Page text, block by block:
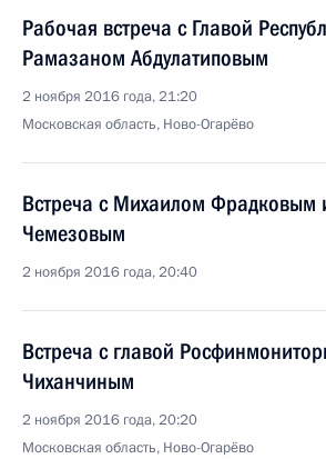
Рабочая встреча с Главой
Рамазаном Абдулатиповым
2 ноября 2016 года, 21:20
Московская область, Ново-Огарёво
Встреча с Михаилом Фрадковым
Чемезовым
2 ноября 2016 года, 20:40
Встреча с главой
Чиханчиным
2 ноября 2016 года, 20:20
Московская область, Ново-Огарёво